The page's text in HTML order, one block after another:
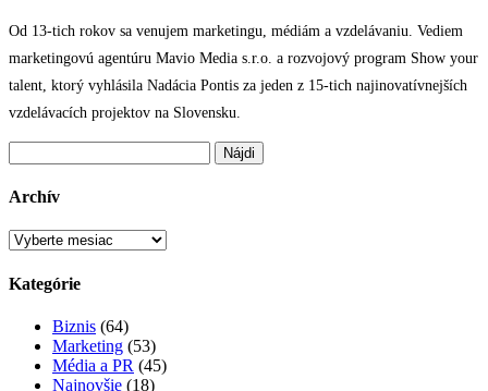
Od 13-tich rokov sa venujem marketingu, médiám a vzdelávaniu. Vediem
marketingovú agentúru Mavio Media s.r.o. a rozvojový program Show your
talent, ktorý vyhlásila Nadácia Pontis za jeden z 15-tich najinovatívnejších
vzdelávacích projektov na Slovensku.
Archív
Archív
Kategórie
Biznis (64)
Marketing (53)
Média a PR (45)
Najnovšie (18)